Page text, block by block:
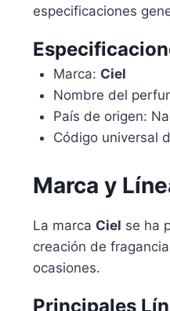
especificaciones
Marca: Ciel
Nombre del
País de origen:
Código universal
Marca y
La marca Ciel se ha
creación de
ocasiones.
Principales